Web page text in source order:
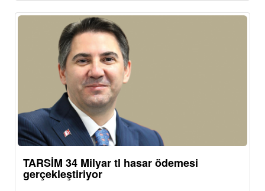
TARSİM 34 Milyar tl hasar ödemesi
gerçekleştiriyor